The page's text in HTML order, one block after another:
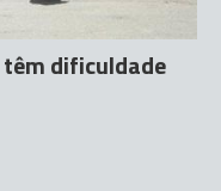
dificuldade